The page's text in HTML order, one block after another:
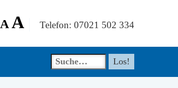
A A Telefon: 07021 502 334